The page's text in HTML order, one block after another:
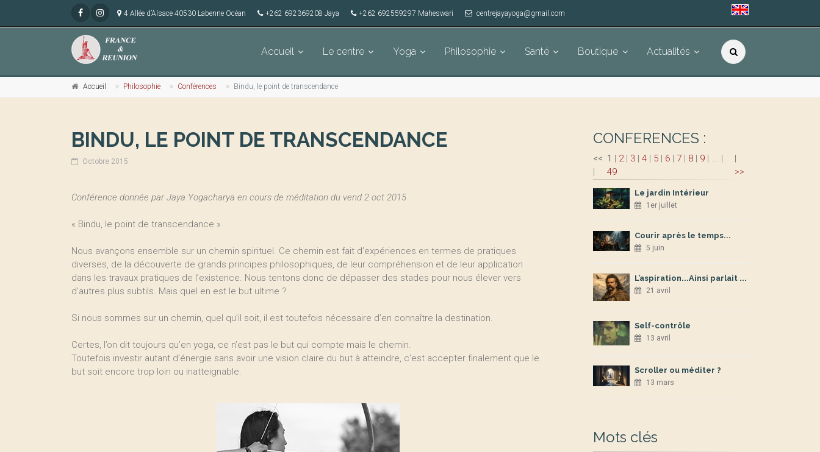
4 Allée d’Alsace 40530 Labenne Océan +262 692369208 Jaya +262 692559297 Maheswari centrejayayoga@gmail.com
Accueil Le centre Yoga Philosophie Santé Boutique Actualités
Accueil Philosophie Conférences Bindu, le point de transcendance
BINDU, LE POINT DE TRANSCENDANCE
Octobre 2015
Conférence donnée par Jaya Yogacharya en cours de méditation du vend 2 oct 2015
« Bindu, le point de transcendance »
Nous avançons ensemble sur un chemin spirituel. Ce chemin est fait d’expériences en termes de pratiques
diverses, de la découverte de grands principes philosophiques, de leur compréhension et de leur application
dans les travaux pratiques de l’existence. Nous tentons donc de dépasser des stades pour nous élever vers
d’autres plus subtils. Mais quel en est le but ultime ?
Si nous sommes sur un chemin, quel qu’il soit, il est toutefois nécessaire d’en connaître la destination.
Certes, l’on dit toujours qu’en yoga, ce n’est pas le but qui compte mais le chemin.
Toutefois investir autant d’énergie sans avoir une vision claire du but à atteindre, c’est accepter finalement que le
but soit encore trop loin ou inatteignable.
CONFERENCES :
<<
|
1 | 2| 3| 4| 5| 6| 7| 8| 9| ... |
49
|
>>
Le jardin Intérieur
1er juillet
Courir après le temps...
5 juin
L’aspiration...Ainsi parlait ...
21 avril
Self-contrôle
13 avril
Scroller ou méditer ?
13 mars
Mots clés